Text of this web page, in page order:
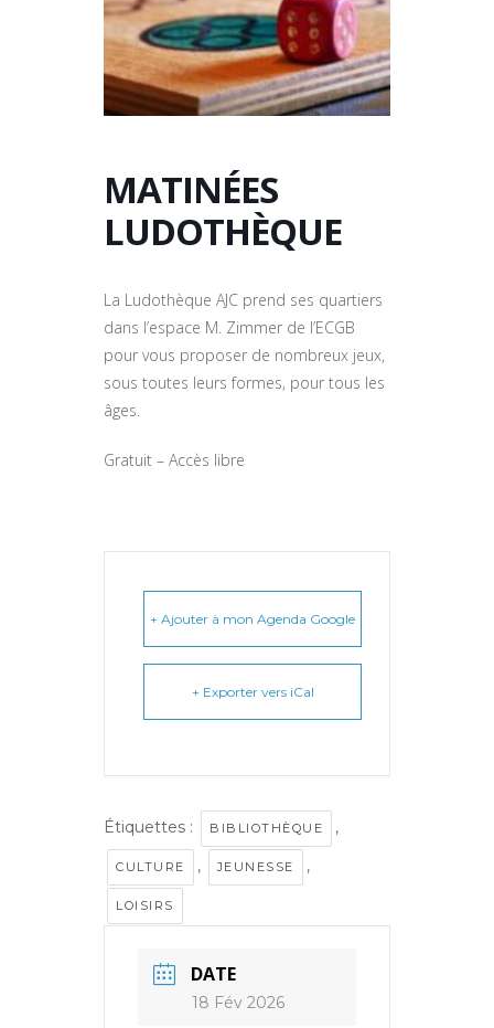
MATINÉES
LUDOTHÈQUE
La Ludothèque AJC prend ses quartiers
dans l’espace M. Zimmer de l’ECGB
pour vous proposer de nombreux jeux,
sous toutes leurs formes, pour tous les
âges.
Gratuit – Accès libre
+ Ajouter à mon Agenda Google
+ Exporter vers iCal
Étiquettes : BIBLIOTHÈQUE ,
CULTURE , JEUNESSE ,
LOISIRS
DATE
18 Fév 2026